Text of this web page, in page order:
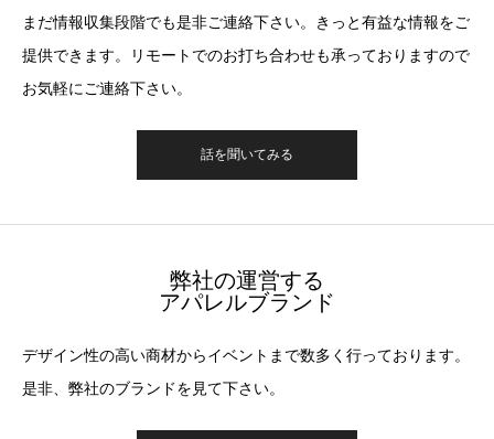
まだ情報収集段階でも是非ご連絡下さい。きっと有益な情報をご
提供できます。リモートでのお打ち合わせも承っておりますので
お気軽にご連絡下さい。
話を聞いてみる
弊社の運営する
アパレルブランド
デザイン性の高い商材からイベントまで数多く行っております。
是非、弊社のブランドを見て下さい。